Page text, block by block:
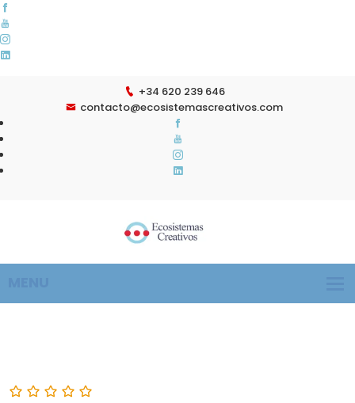
+34 620 239 646
contacto@ecosistemascreativos.com